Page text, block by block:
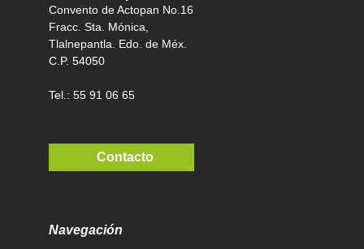
Convento de Actopan No.16
Fracc. Sta. Mónica,
Tlalnepantla. Edo. de Méx.
C.P. 54050
Tel.: 55 91 06 65
Contacto
Navegación